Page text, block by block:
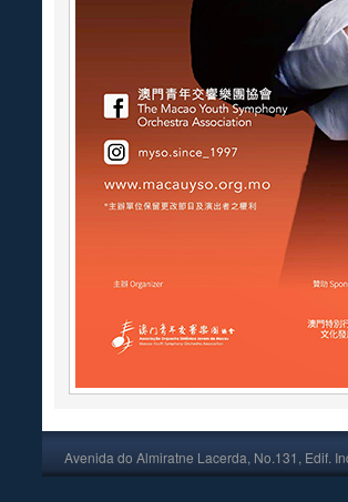
Avenida do Almiratne Lacerda, No.131, Edif.